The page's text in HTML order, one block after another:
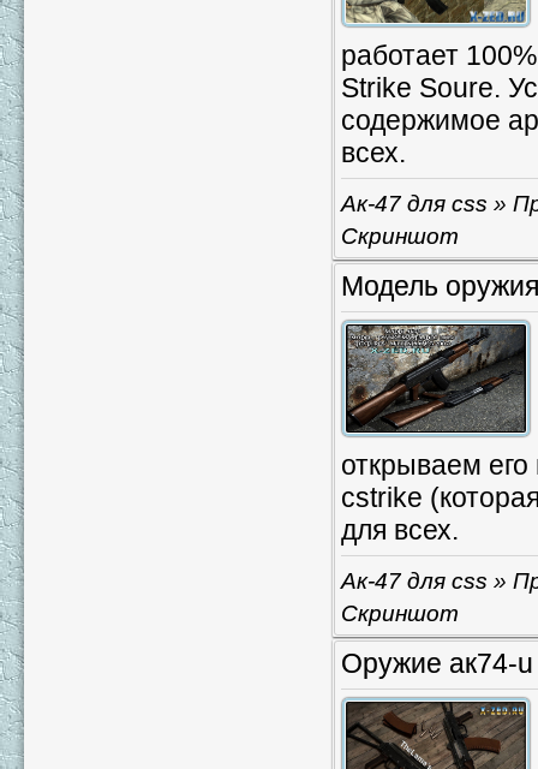
работает
Strike Soure.
содержимое
всех.
Ак-47 для css »
Скриншот
Модель
открываем
cstrike
для всех.
Ак-47 для css »
Скриншот
Оружие ак74-